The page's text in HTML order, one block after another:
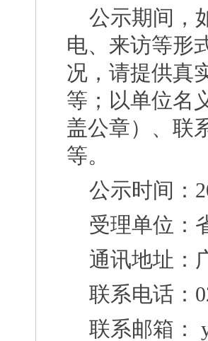
企业推广宣传方案
佛山市清洁生产与低碳经济协会 佛山市陶
佛山市中小企业服务局转发广东省工业和
国家发展改革委等部门关于开展重点行业
佛山市科学技术局关于组织申报2026年度
广东省能源局关于《2026年广东省重点节
广东省工业和信息化厅关于开展2026年度
广东省能源局关于开展2027年省级节能降
广东省工业和信息化厅关于组织推荐2026
一图读懂《关于组织开展2026年度工业节
公示期间，
电、来访等形
况，请提供真
等；以单位名
盖公章）、联
等。
公示时间：
受理单位：
通讯地址：
联系电话：
联系邮箱：